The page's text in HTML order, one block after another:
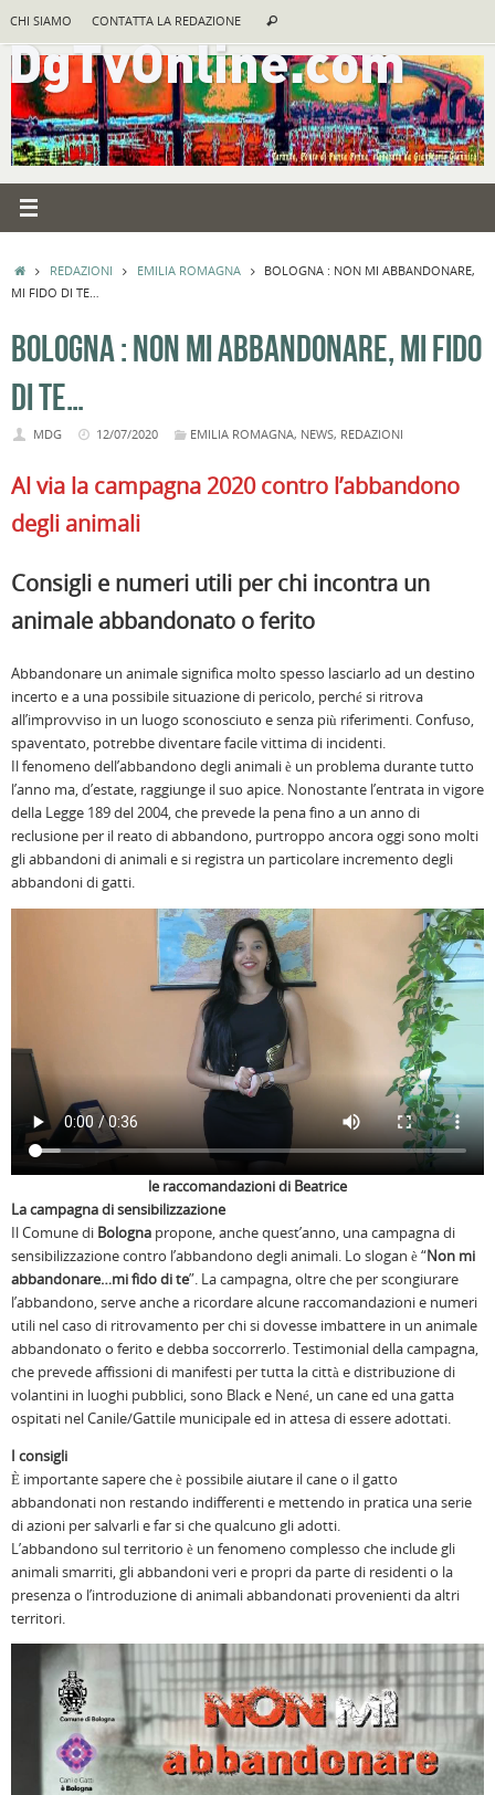
contenuto
CHI SIAMO CONTATTA LA REDAZIONE Cerca
HOMEREDAZIONI EMILIA ROMAGNA
BOLOGNA : NON MI ABBANDONARE,
MI FIDO DI TE…
BOLOGNA : NON MI ABBANDONARE, MI FIDO
DI TE…
MDG 12/07/2020 EMILIA ROMAGNA, NEWS, REDAZIONI
Al via la campagna 2020 contro l’abbandono
degli animali
Consigli e numeri utili per chi incontra un
animale abbandonato o ferito
Abbandonare un animale significa molto spesso lasciarlo ad un destino
incerto e a una possibile situazione di pericolo, perché si ritrova
all’improvviso in un luogo sconosciuto e senza più riferimenti. Confuso,
spaventato, potrebbe diventare facile vittima di incidenti.
Il fenomeno dell’abbandono degli animali è un problema durante tutto
l’anno ma, d’estate, raggiunge il suo apice. Nonostante l’entrata in vigore
della Legge 189 del 2004, che prevede la pena fino a un anno di
reclusione per il reato di abbandono, purtroppo ancora oggi sono molti
gli abbandoni di animali e si registra un particolare incremento degli
abbandoni di gatti.
le raccomandazioni di Beatrice
La campagna di sensibilizzazione
Il Comune di Bologna propone, anche quest’anno, una campagna di
sensibilizzazione contro l’abbandono degli animali. Lo slogan è “Non mi
abbandonare…mi fido di te”. La campagna, oltre che per scongiurare
l’abbandono, serve anche a ricordare alcune raccomandazioni e numeri
utili nel caso di ritrovamento per chi si dovesse imbattere in un animale
abbandonato o ferito e debba soccorrerlo. Testimonial della campagna,
che prevede affissioni di manifesti per tutta la città e distribuzione di
volantini in luoghi pubblici, sono Black e Nené, un cane ed una gatta
ospitati nel Canile/Gattile municipale ed in attesa di essere adottati.
I consigli
È importante sapere che è possibile aiutare il cane o il gatto
abbandonati non restando indifferenti e mettendo in pratica una serie
di azioni per salvarli e far si che qualcuno gli adotti.
L’abbandono sul territorio è un fenomeno complesso che include gli
animali smarriti, gli abbandoni veri e propri da parte di residenti o la
presenza o l’introduzione di animali abbandonati provenienti da altri
territori.